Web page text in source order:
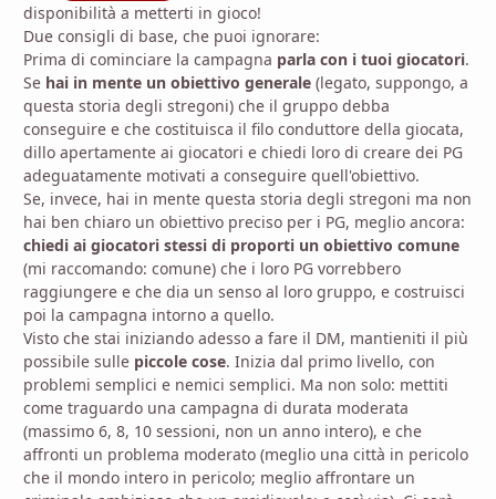
disponibilità a metterti in gioco!
Due consigli di base, che puoi ignorare:
Prima di cominciare la campagna parla con i tuoi giocatori.
Se hai in mente un obiettivo generale (legato, suppongo, a
questa storia degli stregoni) che il gruppo debba
conseguire e che costituisca il filo conduttore della giocata,
dillo apertamente ai giocatori e chiedi loro di creare dei PG
adeguatamente motivati a conseguire quell'obiettivo.
Se, invece, hai in mente questa storia degli stregoni ma non
hai ben chiaro un obiettivo preciso per i PG, meglio ancora:
chiedi ai giocatori stessi di proporti un obiettivo comune
(mi raccomando: comune) che i loro PG vorrebbero
raggiungere e che dia un senso al loro gruppo, e costruisci
poi la campagna intorno a quello.
Visto che stai iniziando adesso a fare il DM, mantieniti il più
possibile sulle piccole cose. Inizia dal primo livello, con
problemi semplici e nemici semplici. Ma non solo: mettiti
come traguardo una campagna di durata moderata
(massimo 6, 8, 10 sessioni, non un anno intero), e che
affronti un problema moderato (meglio una città in pericolo
che il mondo intero in pericolo; meglio affrontare un